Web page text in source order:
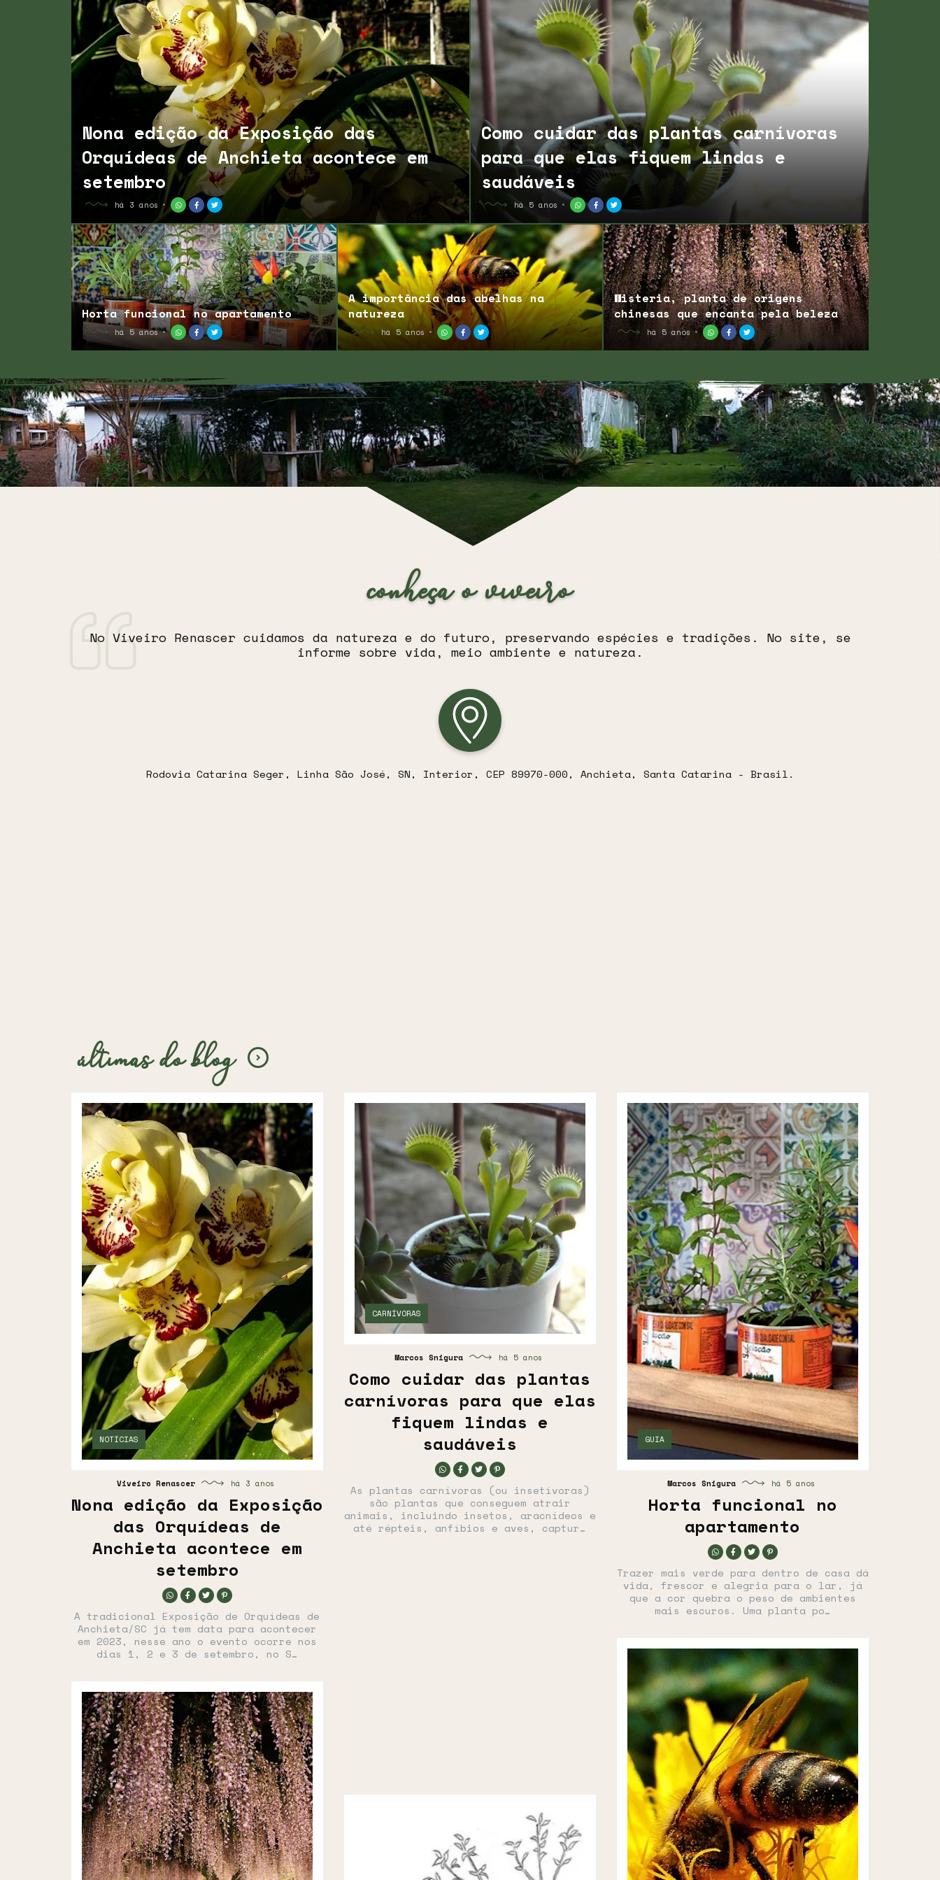
Nona edição da Exposição das
Orquídeas de Anchieta acontece em
setembro
há 3 anos
Como cuidar das plantas carnívoras
para que elas fiquem lindas e
saudáveis
há 5 anos
Horta funcional no apartamento
há 5 anos
A importância das abelhas na
natureza
há 5 anos
Wisteria, planta de origens
chinesas que encanta pela beleza
há 5 anos
conheça o viveiro
No Viveiro Renascer cuidamos da natureza e do futuro, preservando espécies e tradições. No site, se
informe sobre vida, meio ambiente e natureza.
Rodovia Catarina Seger, Linha São José, SN, Interior, CEP 89970-000, Anchieta, Santa Catarina - Brasil.
últimas do blog
NOTÍCIAS
Viveiro Renascer há 3 anos
Nona edição da Exposição
das Orquídeas de
Anchieta acontece em
setembro
A tradicional Exposição de Orquídeas de
Anchieta/SC já tem data para acontecer
em 2023, nesse ano o evento ocorre nos
dias 1, 2 e 3 de setembro, no S…
CARNÍVORAS
Marcos Snigura há 5 anos
Como cuidar das plantas
carnívoras para que elas
fiquem lindas e
saudáveis
As plantas carnívoras (ou insetívoras)
são plantas que conseguem atrair
animais, incluindo insetos, aracnídeos e
até répteis, anfíbios e aves, captur…
GUIA
Marcos Snigura há 5 anos
Horta funcional no
apartamento
Trazer mais verde para dentro de casa dá
vida, frescor e alegria para o lar, já
que a cor quebra o peso de ambientes
mais escuros. Uma planta po…